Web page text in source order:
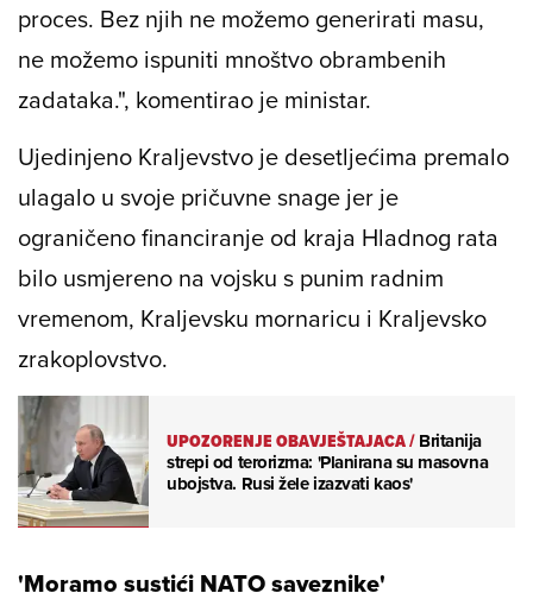
proces. Bez njih ne možemo generirati masu,
ne možemo ispuniti mnoštvo obrambenih
zadataka.", komentirao je ministar.
Ujedinjeno Kraljevstvo je desetljećima premalo
ulagalo u svoje pričuvne snage jer je
ograničeno financiranje od kraja Hladnog rata
bilo usmjereno na vojsku s punim radnim
vremenom, Kraljevsku mornaricu i Kraljevsko
zrakoplovstvo.
UPOZORENJE OBAVJEŠTAJACA/Britanija
strepi od terorizma: 'Planirana su masovna
ubojstva. Rusi žele izazvati kaos'
'Moramo sustići NATO saveznike'